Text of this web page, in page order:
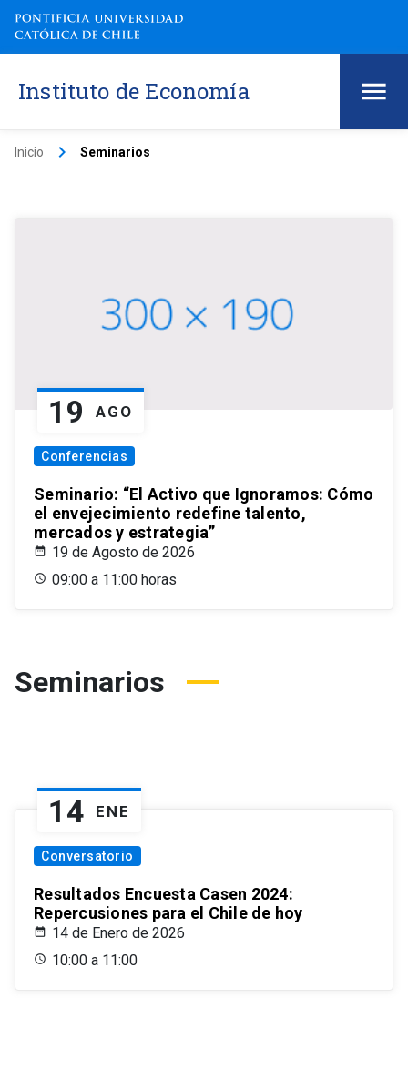
Instituto de Economía
Inicio keyboard_arrow_right Seminarios
19 AGO
Conferencias
Seminario: “El Activo que Ignoramos: Cómo
el envejecimiento redefine talento,
mercados y estrategia”
19 de Agosto de 2026
09:00 a 11:00 horas
Seminarios
14 ENE
Conversatorio
Resultados Encuesta Casen 2024:
Repercusiones para el Chile de hoy
14 de Enero de 2026
10:00 a 11:00